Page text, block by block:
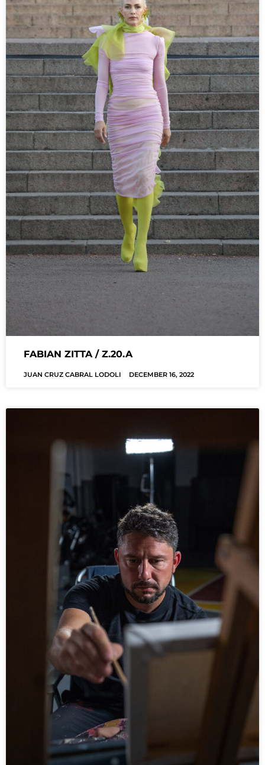
FABIAN ZITTA / Z.20.A
JUAN CRUZ CABRAL LODOLI DECEMBER 16, 2022